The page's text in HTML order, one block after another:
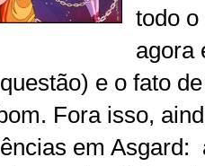
todo
agora
e o fato
Fora isso,
em